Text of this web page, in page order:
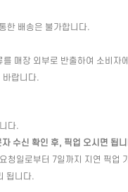
한 배송은 불가합니다.
매장 외부로 반출하여 소비자
바랍니다.
다.
수신 확인 후, 픽업 오시면 됩
청일로부터 7일까지 지연 픽업
됩니다.